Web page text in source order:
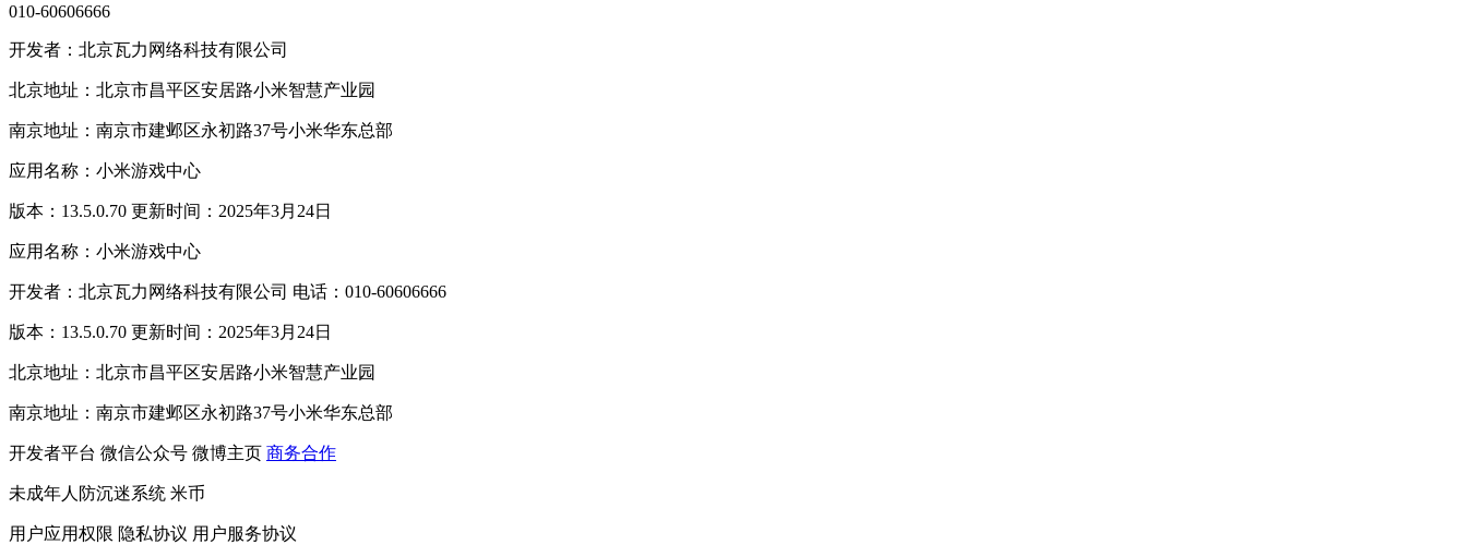
010-60606666
开发者：北京瓦力网络科技有限公司
北京地址：北京市昌平区安居路小米智慧产业园
南京地址：南京市建邺区永初路37号小米华东总部
应用名称：小米游戏中心
版本：13.5.0.70 更新时间：2025年3月24日
应用名称：小米游戏中心
开发者：北京瓦力网络科技有限公司 电话：010-60606666
版本：13.5.0.70 更新时间：2025年3月24日
北京地址：北京市昌平区安居路小米智慧产业园
南京地址：南京市建邺区永初路37号小米华东总部
开发者平台 微信公众号 微博主页 商务合作
未成年人防沉迷系统 米币
用户应用权限 隐私协议 用户服务协议